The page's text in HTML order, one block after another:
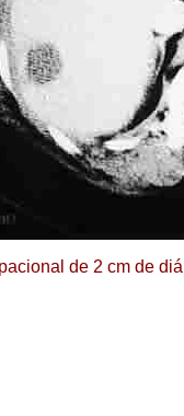
de 2 cm de